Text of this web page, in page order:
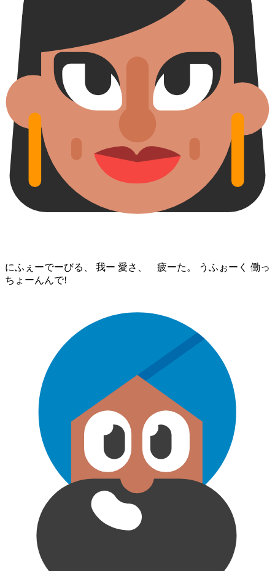
にふぇーでーびる、 我ー 愛さ、 疲ーた。 うふぉーく 働っ
ちょーん⁠んで!